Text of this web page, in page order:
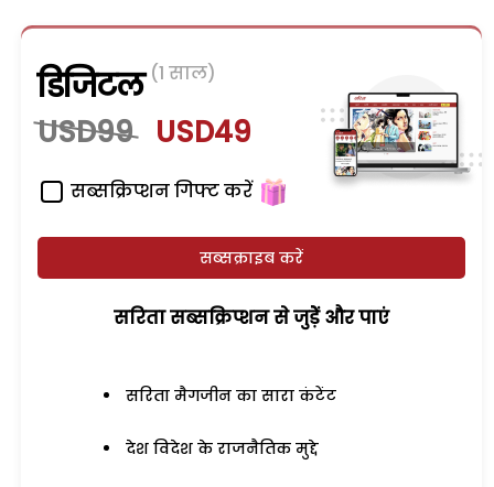
डिजिटल (1 साल)
USD99 USD49
सब्सक्रिप्शन गिफ्ट करें
सब्सक्राइब करें
सरिता सब्सक्रिप्शन से जुड़ेें और पाएं
सरिता मैगजीन का सारा कंटेंट
देश विदेश के राजनैतिक मुद्दे